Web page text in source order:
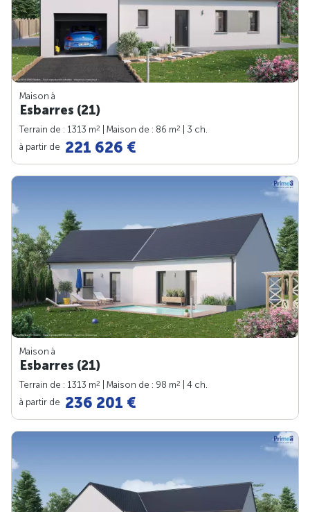
Maison à
Esbarres (21)
Terrain de : 1313 m2 | Maison de : 86 m2
| 3 ch.
à partir de 221 626 €
Maison à
Esbarres (21)
Terrain de : 1313 m2 | Maison de : 98 m2
| 4 ch.
à partir de 236 201 €